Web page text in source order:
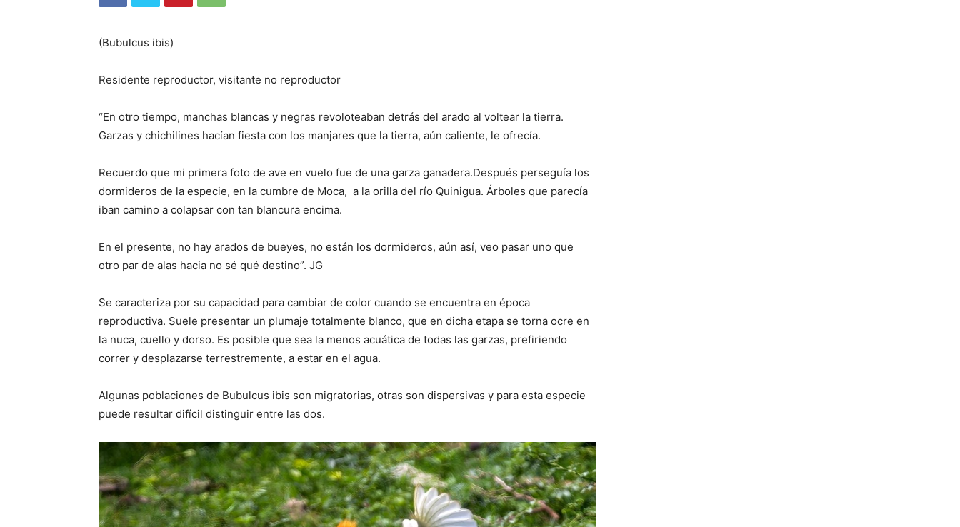
(Bubulcus ibis)
Residente reproductor, visitante no reproductor
“En otro tiempo, manchas blancas y negras revoloteaban detrás del arado al voltear la tierra.
Garzas y chichilines hacían fiesta con los manjares que la tierra, aún caliente, le ofrecía.
Recuerdo que mi primera foto de ave en vuelo fue de una garza ganadera.Después perseguía los
dormideros de la especie, en la cumbre de Moca, a la orilla del río Quinigua. Árboles que parecía
iban camino a colapsar con tan blancura encima.
En el presente, no hay arados de bueyes, no están los dormideros, aún así, veo pasar uno que
otro par de alas hacia no sé qué destino”. JG
Se caracteriza por su capacidad para cambiar de color cuando se encuentra en época
reproductiva. Suele presentar un plumaje totalmente blanco, que en dicha etapa se torna ocre en
la nuca, cuello y dorso. Es posible que sea la menos acuática de todas las garzas, prefiriendo
correr y desplazarse terrestremente, a estar en el agua.
Algunas poblaciones de Bubulcus ibis son migratorias, otras son dispersivas y para esta especie
puede resultar difícil distinguir entre las dos.